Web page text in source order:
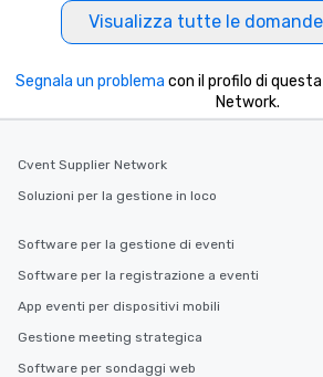
Visualizza tutte le
Segnala un problema con il profilo di
Network.
Cvent Supplier Network
Soluzioni per la gestione in loco
Software per la gestione di eventi
Software per la registrazione a eventi
App eventi per dispositivi mobili
Gestione meeting strategica
Software per sondaggi web